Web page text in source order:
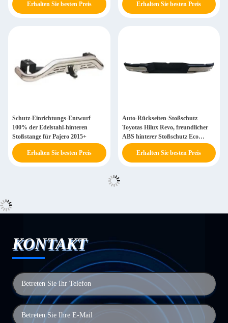
Erhalten Sie besten Preis Erhalten Sie besten Preis
Schutz-Einrichtungs-Entwurf
100% der Edelstahl-hinteren
Stoßstange für Pajero 2015+
Erhalten Sie besten Preis
Auto-Rückseiten-Stoßschutz
Toyotas Hilux Revo, freundlicher
ABS hinterer Stoßschutz Eco
Plastik
Erhalten Sie besten Preis
KONTAKT